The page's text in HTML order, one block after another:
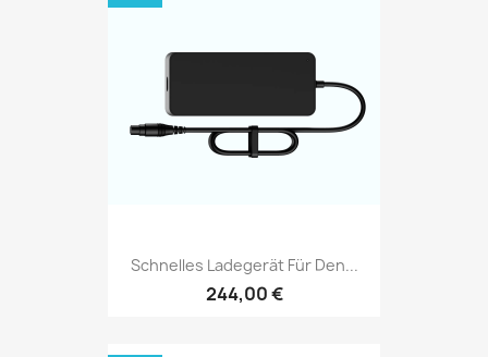
Schnelles Ladegerät Für Den...
244,00 €